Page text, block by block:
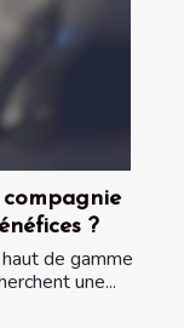
?
de gamme
une...